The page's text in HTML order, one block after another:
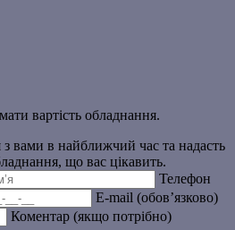
вартість обладнання.
вами в найближчий час та надасть
що вас цікавить.
Телефон
E-mail (обов’язково)
Коментар (якщо потрібно)